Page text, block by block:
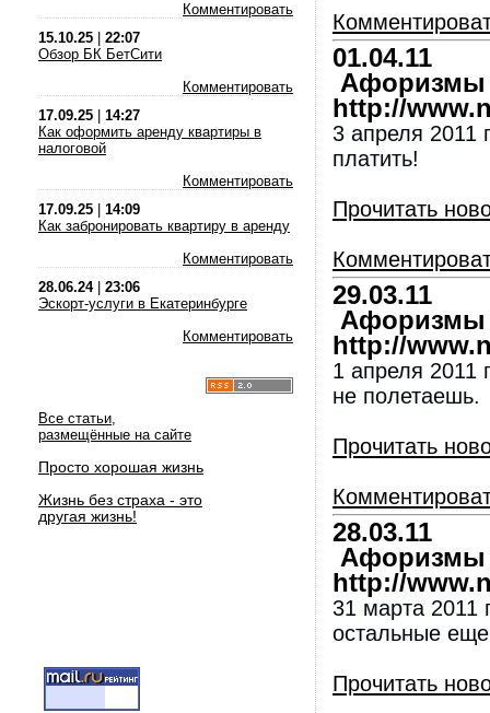
Комментировать
15.10.25
22:07
Обзор БК БетСити
Комментировать
17.09.25
14:27
Как оформить аренду квартиры в
налоговой
Комментировать
17.09.25
14:09
Как забронировать квартиру в аренду
Комментировать
28.06.24| 23:06
Эскорт-услуги в Екатеринбурге
Комментировать
Все статьи,
размещённые на сайте
Просто хорошая жизнь
Жизнь без страха - это
другая жизнь!
01.04.11
Афоризмы
http://
3 апреля 2011
платить!
Прочитать
29.03.11
Афоризмы
http://
1 апреля 2011
не полетаешь.
Прочитать
28.03.11
Афоризмы
http://
31 марта 2011
остальные
Прочитать